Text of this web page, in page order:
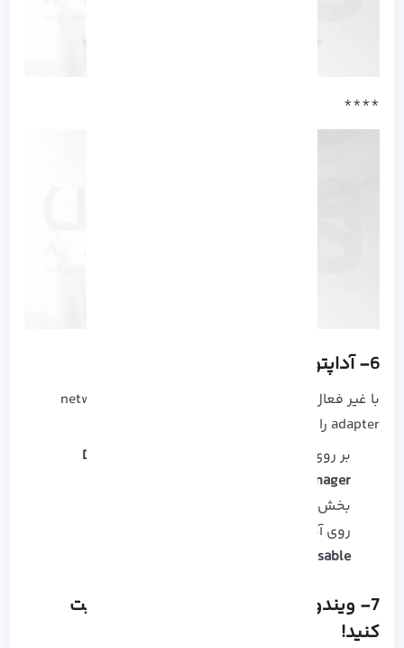
****
6- آداپتور را Uninstall کنید!
با غیر فعال کردن آداپتور می توانید مشکلات network
adapter را حل کنید:
بر روی کلمه
Device
Manager
بخش
روی آداپتور مورد نظر راست کلیک کنید.
Disable
7- ویندوز را به آخرین نسخه موجود آپدیت
کنید!